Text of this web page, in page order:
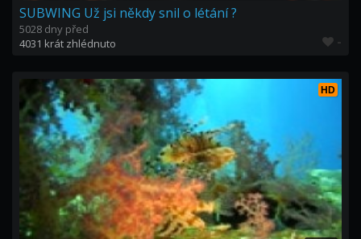
SUBWING Už jsi někdy snil o létání ?
5028 dny před
4031 krát zhlédnuto
-
HD